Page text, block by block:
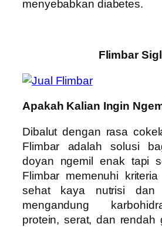
menyebabkan diabetes.
Flimbar
Apakah Kalian Ingin
Dibalut dengan rasa
Flimbar adalah solusi
doyan ngemil enak tapi
Flimbar memenuhi
sehat kaya nutrisi dan
mengandung
protein, serat, dan rendah